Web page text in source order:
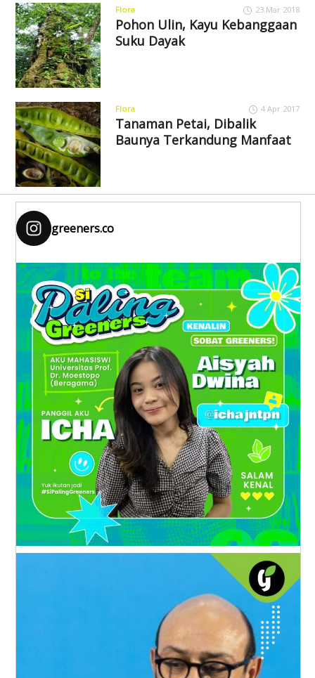
Flora 23 Mar 2018
Pohon Ulin, Kayu Kebanggaan
Suku Dayak
Flora 4 Apr 2017
Tanaman Petai, Dibalik
Baunya Terkandung Manfaat
greeners.co